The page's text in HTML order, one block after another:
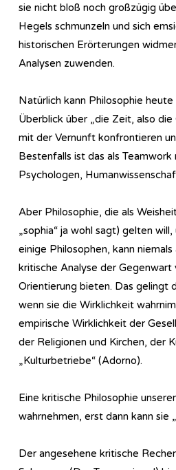
sie nicht bloß noch großzügig
Hegels schmunzeln und sich
historischen Erörterungen
Analysen zuwenden.
Natürlich kann Philosophie
Überblick über „die Zeit, also die
mit der Vernunft konfrontieren
Bestenfalls ist das als
Psychologen,
Aber Philosophie, die als
„sophia“ ja wohl sagt) gelten
einige Philosophen, kann
kritische Analyse der Gegenwart
Orientierung bieten. Das gelingt
wenn sie die Wirklichkeit
empirische Wirklichkeit der
der Religionen und Kirchen, der
„Kulturbetriebe“ (Adorno).
Eine kritische Philosophie
wahrnehmen, erst dann kann sie
Der angesehene kritische